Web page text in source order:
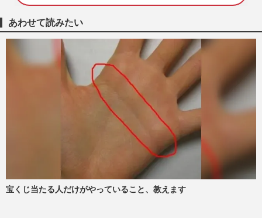
あわせて読みたい
宝くじ当たる人だけがやっていること、教えます